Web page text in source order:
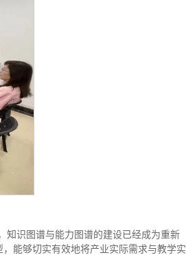
知识图谱与能力图谱的建设已经成为重新
能够切实有效地将产业实际需求与教学实